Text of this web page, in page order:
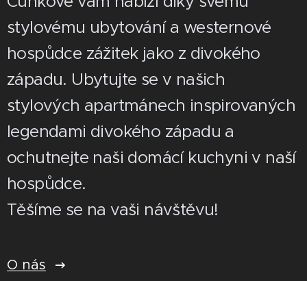
stylovému ubytování a westernové
hospůdce zážitek jako z divokého
západu. Ubytujte se v našich
stylových apartmánech inspirovaných
legendami divokého západu a
ochutnejte naši domácí kuchyni v naší
hospůdce.
Těšíme se na vaši návštěvu! 🦬
O nás